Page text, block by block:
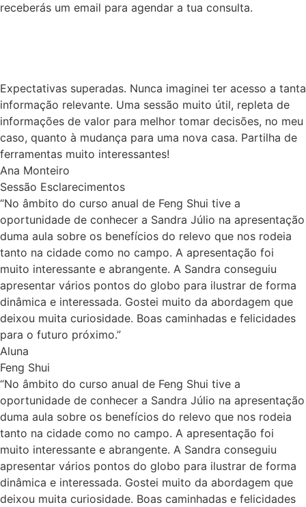
receberás um email para agendar a tua consulta.
Expectativas superadas. Nunca imaginei ter acesso a tanta
informação relevante. Uma sessão muito útil, repleta de
informações de valor para melhor tomar decisões, no meu
caso, quanto à mudança para uma nova casa. Partilha de
ferramentas muito interessantes!
Ana Monteiro
Sessão Esclarecimentos
“No âmbito do curso anual de Feng Shui tive a
oportunidade de conhecer a Sandra Júlio na apresentação
duma aula sobre os benefícios do relevo que nos rodeia
tanto na cidade como no campo. A apresentação foi
muito interessante e abrangente. A Sandra conseguiu
apresentar vários pontos do globo para ilustrar de forma
dinâmica e interessada. Gostei muito da abordagem que
deixou muita curiosidade. Boas caminhadas e felicidades
para o futuro próximo.”
Aluna
Feng Shui
“No âmbito do curso anual de Feng Shui tive a
oportunidade de conhecer a Sandra Júlio na apresentação
duma aula sobre os benefícios do relevo que nos rodeia
tanto na cidade como no campo. A apresentação foi
muito interessante e abrangente. A Sandra conseguiu
apresentar vários pontos do globo para ilustrar de forma
dinâmica e interessada. Gostei muito da abordagem que
deixou muita curiosidade. Boas caminhadas e felicidades